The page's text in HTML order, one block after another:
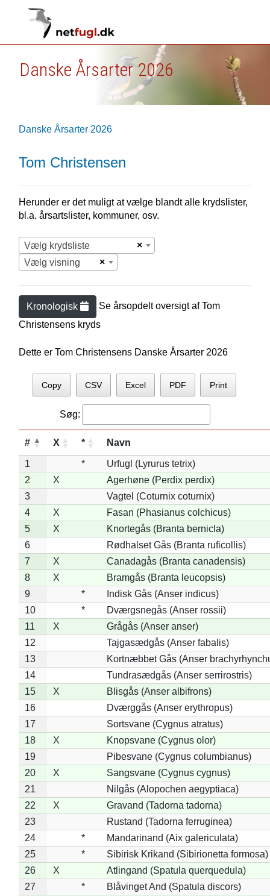
Danske Årsarter 2026
Danske Årsarter 2026
Tom Christensen
Herunder er det muligt at vælge blandt alle krydslister,
bl.a. årsartslister, kommuner, osv.
×
Vælg krydsliste
×
Vælg visning
Kronologisk Se årsopdelt oversigt afTom
Christensens kryds
Dette er Tom Christensens Danske Årsarter 2026
Copy CSV Excel PDF Print
Søg:
# X * Navn
1 *
Urfugl (Lyrurus tetrix)
2
X
Agerhøne (Perdix perdix)
3
Vagtel (Coturnix coturnix)
4
X
Fasan (Phasianus colchicus)
5
X
Knortegås (Branta bernicla)
6
Rødhalset Gås (Branta ruficollis)
7
X
Canadagås (Branta canadensis)
8
X
Bramgås (Branta leucopsis)
9
*
Indisk Gås (Anser indicus)
10
*
Dværgsnegås (Anser rossii)
11
X
Grågås (Anser anser)
12
Tajgasædgås (Anser fabalis)
13
Kortnæbbet Gås (Anser
14
Tundrasædgås (Anser serrirostris)
15
X
Blisgås (Anser albifrons)
16
Dværggås (Anser erythropus)
17
Sortsvane (Cygnus atratus)
18
X
Knopsvane (Cygnus olor)
19
Pibesvane (Cygnus columbianus)
20
X
Sangsvane (Cygnus cygnus)
21
Nilgås (Alopochen aegyptiaca)
22
X
Gravand (Tadorna tadorna)
23
Rustand (Tadorna ferruginea)
24
*
Mandarinand (Aix galericulata)
25
*
Sibirisk Krikand (Sibirionetta formosa)
26
X
Atlingand (Spatula querquedula)
27
*
Blåvinget And (Spatula discors)